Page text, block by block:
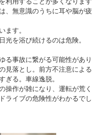
、無意識のうちに耳や脳が
ます。
光を浴び続けるのは危険。
る事故に繋がる可能性があ
見落とし。前方不注意によ
ぎる。車線逸脱。
操作が雑になり、運転が荒
ライブの危険性がわかるで